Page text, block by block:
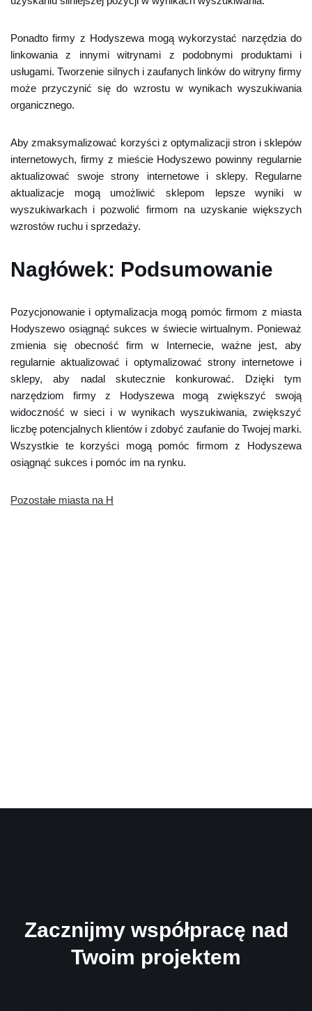
Ponadto firmy z Hodyszewa mogą wykorzystać narzędzia do
linkowania z innymi witrynami z podobnymi produktami i
usługami. Tworzenie silnych i zaufanych linków do witryny firmy
może przyczynić się do wzrostu w wynikach wyszukiwania
organicznego.
Aby zmaksymalizować korzyści z optymalizacji stron i sklepów
internetowych, firmy z mieście Hodyszewo powinny regularnie
aktualizować swoje strony internetowe i sklepy. Regularne
aktualizacje mogą umożliwić sklepom lepsze wyniki w
wyszukiwarkach i pozwolić firmom na uzyskanie większych
wzrostów ruchu i sprzedaży.
Nagłówek: Podsumowanie
Pozycjonowanie i optymalizacja mogą pomóc firmom z miasta
Hodyszewo osiągnąć sukces w świecie wirtualnym. Ponieważ
zmienia się obecność firm w Internecie, ważne jest, aby
regularnie aktualizować i optymalizować strony internetowe i
sklepy, aby nadal skutecznie konkurować. Dzięki tym
narzędziom firmy z Hodyszewa mogą zwiększyć swoją
widoczność w sieci i w wynikach wyszukiwania, zwiększyć
liczbę potencjalnych klientów i zdobyć zaufanie do Twojej marki.
Wszystkie te korzyści mogą pomóc firmom z Hodyszewa
osiągnąć sukces i pomóc im na rynku.
Pozostałe miasta na H
Zacznijmy współpracę nad
Twoim projektem